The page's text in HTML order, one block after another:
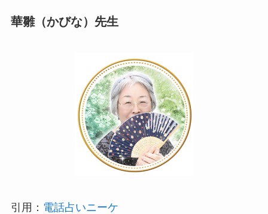
華雛（かびな）先生
引用： 電話占いニーケ